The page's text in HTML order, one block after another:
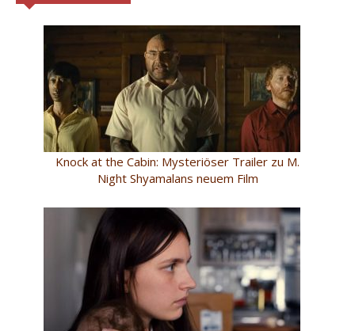
Knock at the Cabin: Mysteriöser Trailer zu M.
Night Shyamalans neuem Film